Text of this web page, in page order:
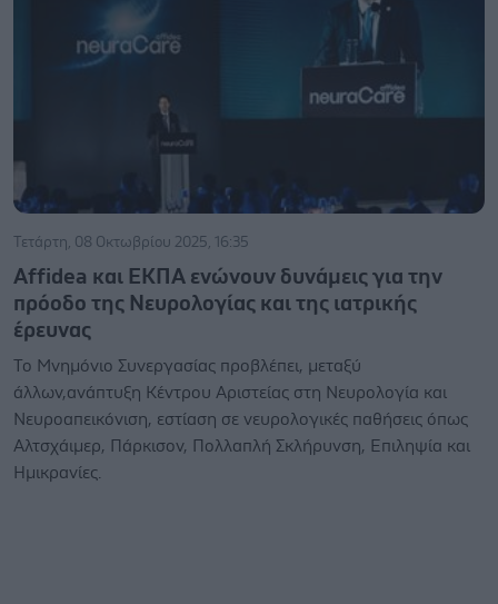
Τετάρτη, 08 Οκτωβρίου 2025, 16:35
Affidea και ΕΚΠΑ ενώνουν δυνάμεις για την
πρόοδο της Νευρολογίας και της ιατρικής
έρευνας
Το Μνημόνιο Συνεργασίας προβλέπει, μεταξύ
άλλων,ανάπτυξη Κέντρου Αριστείας στη Νευρολογία και
Νευροαπεικόνιση, εστίαση σε νευρολογικές παθήσεις όπως
Αλτσχάιμερ, Πάρκισον, Πολλαπλή Σκλήρυνση, Επιληψία και
Ημικρανίες.